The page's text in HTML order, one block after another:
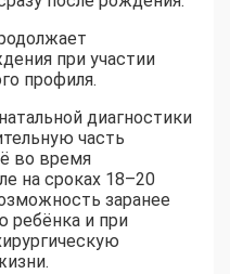
при участии
профиля.
диагностики
часть
во время
на сроках 18–20
заранее
ребёнка и при